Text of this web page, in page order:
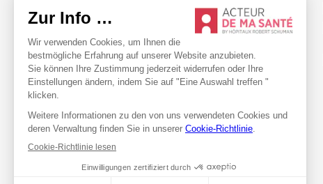
PROSTATA-KREBS
PSYCHISCHE GESUNDHEIT
RHEUMATOLOGIE
SCHWANGERSCHAFT